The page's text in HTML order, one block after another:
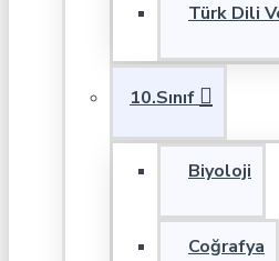
Türk Dili
10.Sınıf
Biyoloji
Coğrafya